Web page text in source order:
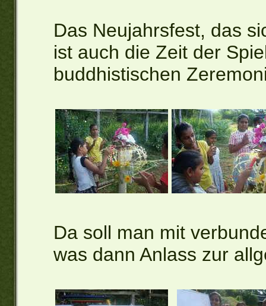
Das Neujahrsfest, das
ist auch die Zeit der
buddhistischen
Da soll man mit
was dann Anlass zur